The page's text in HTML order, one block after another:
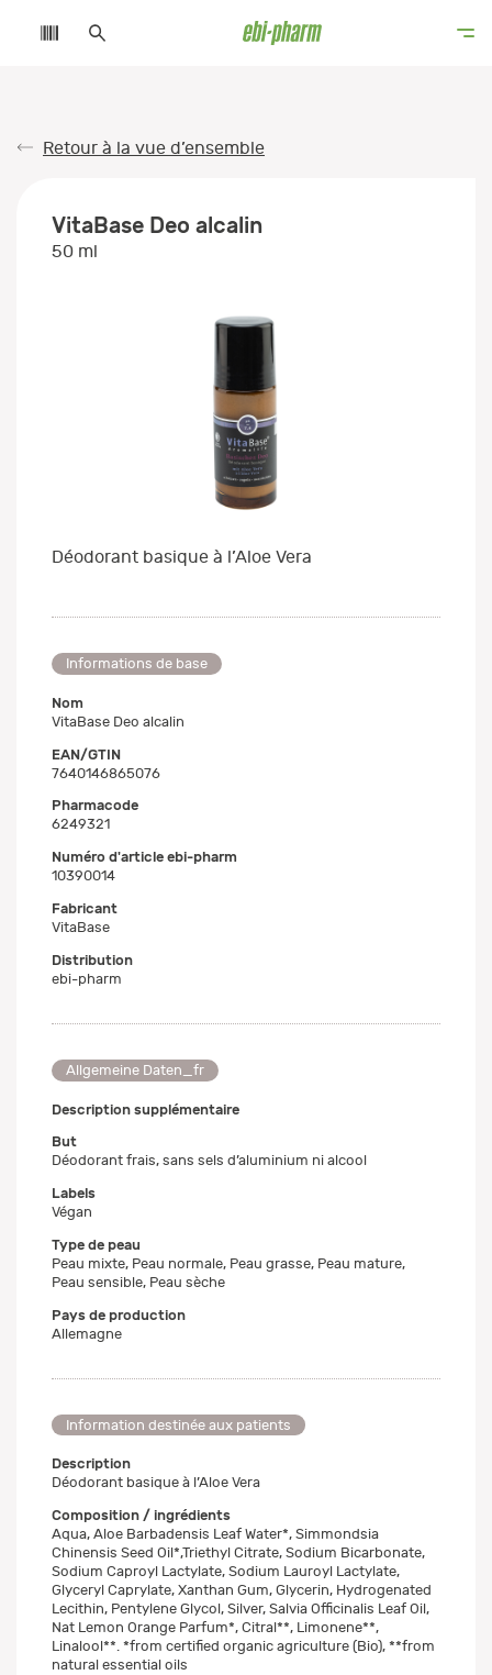
Retour à la vue d’ensemble
VitaBase Deo alcalin
50 ml
Déodorant basique à l’Aloe Vera
Informations de base
Nom
VitaBase Deo alcalin
EAN/GTIN
7640146865076
Pharmacode
6249321
Numéro d'article ebi-pharm
10390014
Fabricant
VitaBase
Distribution
ebi-pharm
Allgemeine Daten_fr
Description supplémentaire
But
Déodorant frais, sans sels d’aluminium ni alcool
Labels
Végan
Type de peau
Peau mixte, Peau normale, Peau grasse, Peau mature,
Peau sensible, Peau sèche
Pays de production
Allemagne
Information destinée aux patients
Description
Déodorant basique à l’Aloe Vera
Composition / ingrédients
Aqua, Aloe Barbadensis Leaf Water*, Simmondsia
Chinensis Seed Oil*,Triethyl Citrate, Sodium Bicarbonate,
Sodium Caproyl Lactylate, Sodium Lauroyl Lactylate,
Glyceryl Caprylate, Xanthan Gum, Glycerin, Hydrogenated
Lecithin, Pentylene Glycol, Silver, Salvia Officinalis Leaf Oil,
Nat Lemon Orange Parfum*, Citral**, Limonene**,
Linalool**. *from certified organic agriculture (Bio), **from
natural essential oils